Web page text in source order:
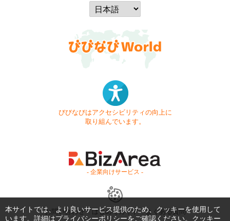
びびなびはアクセシビリティの向上に
取り組んでいます。
- 企業向けサービス -
お問い合わせ はじめてガイド
よくある質問
本サイトでは、より良いサービス提供のため、クッキーを使用して
います。詳細はプライバシーポリシーをご確認ください。クッキー